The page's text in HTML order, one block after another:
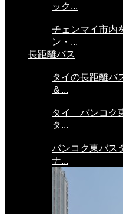
ック...
チェンマイ市内
ン・...
長距離バス
タイの長距離バ
＆...
タイ バンコク
タ...
バンコク東バス
ナ...